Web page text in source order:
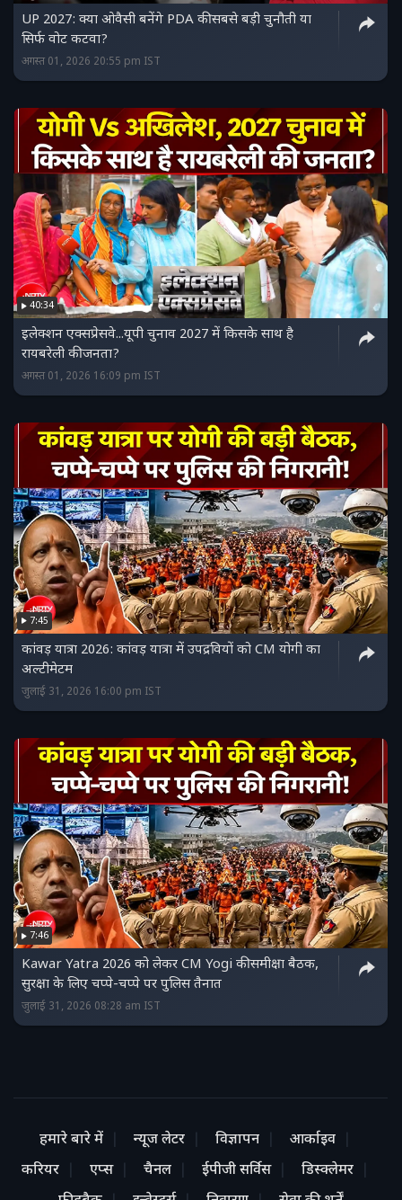
UP 2027: क्या ओवैसी बनेंगे PDA की सबसे बड़ी चुनौती या
सिर्फ वोट कटवा?
अगस्त 01, 2026 20:55 pm IST
40:34
इलेक्शन एक्सप्रेसवे...यूपी चुनाव 2027 में किसके साथ है
रायबरेली की जनता?
अगस्त 01, 2026 16:09 pm IST
7:45
कांवड़ यात्रा 2026: कांवड़ यात्रा में उपद्रवियों को CM योगी का
अल्टीमेटम
जुलाई 31, 2026 16:00 pm IST
7:46
Kawar Yatra 2026 को लेकर CM Yogi की समीक्षा बैठक,
सुरक्षा के लिए चप्पे-चप्पे पर पुलिस तैनात
जुलाई 31, 2026 08:28 am IST
हमारे बारे में न्यूज लेटर विज्ञापन
आर्काइव
करियर
एप्स चैनल ईपीजी सर्विस
डिस्क्लेमर